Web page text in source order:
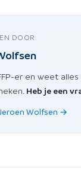
DOOR
er en weet
Heb je een
Wolfsen →